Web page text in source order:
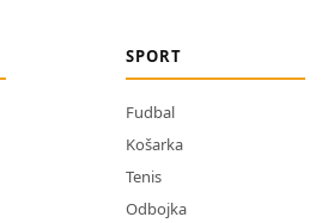
SPORT
Fudbal
Košarka
Tenis
Odbojka